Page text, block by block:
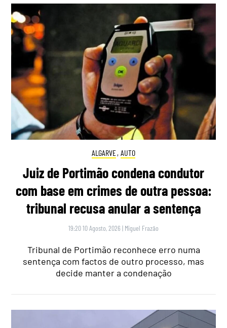
ALGARVE, AUTO
Juiz de Portimão condena condutor
com base em crimes de outra pessoa:
tribunal recusa anular a sentença
19:20 10 Agosto, 2026 | Miguel Frazão
Tribunal de Portimão reconhece erro numa
sentença com factos de outro processo, mas
decide manter a condenação